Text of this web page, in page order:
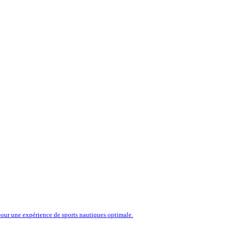
une expérience de sports nautiques optimale.